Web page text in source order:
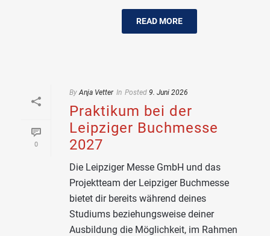
READ MORE
0
By Anja Vetter In Posted 9. Juni 2026
Praktikum bei der
Leipziger Buchmesse
2027
Die Leipziger Messe GmbH und das
Projektteam der Leipziger Buchmesse
bietet dir bereits während deines
Studiums beziehungsweise deiner
Ausbildung die Möglichkeit, im Rahmen